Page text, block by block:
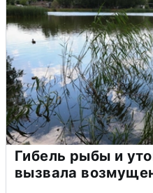
Гибель рыбы и
вызвала